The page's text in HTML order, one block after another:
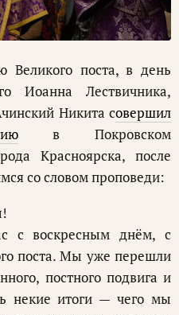
поста, в день
Иоанна Лествичника,
Никита совершил
в Покровском
Красноярска, после
со словом проповеди:
с воскресным днём, с
поста. Мы уже перешли
постного подвига и
некие итоги — чего мы